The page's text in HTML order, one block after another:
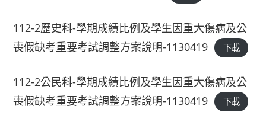
112-2歷史科-學期成績比例及學生因重大傷病及公
喪假缺考重要考試調整方案說明-1130419
下載
112-2公民科-學期成績比例及學生因重大傷病及公
喪假缺考重要考試調整方案說明-1130419
下載